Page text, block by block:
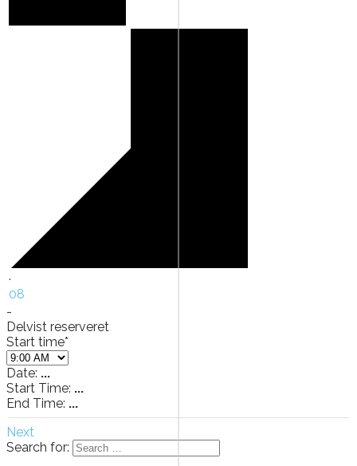
·
08
-
Delvist reserveret
Start time*
Date: ...
Start Time: ...
End Time: ...
Next
Search for: